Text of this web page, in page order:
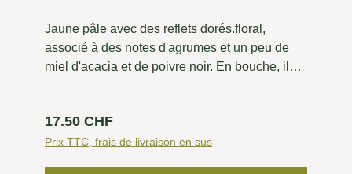
Jaune pâle avec des reflets dorés.floral,
associé à des notes d'agrumes et un peu de
miel d'acacia et de poivre noir. En bouche, il
Prix régulier :
17.50 CHF
Prix TTC, frais de livraison en sus